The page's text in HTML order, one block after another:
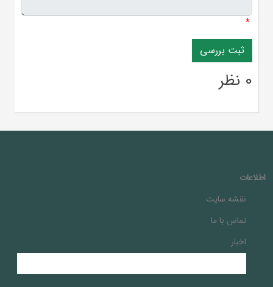
*
0 نظر
اطلاعات
نقشه سایت
تماس با ما
اخبار